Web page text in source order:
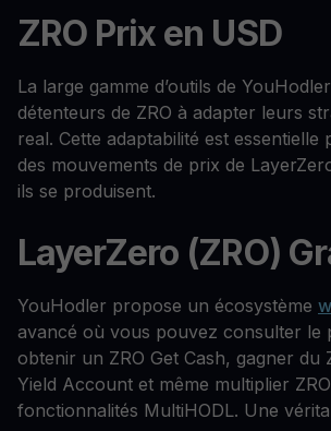
ZRO Prix en USD
La large gamme d’outils de
détenteurs de ZRO à adapter leurs
real. Cette adaptabilité est
des mouvements de prix de
ils se produisent.
LayerZero (ZRO)
YouHodler propose un écosystème
avancé où vous pouvez consulter le
obtenir un ZRO Get Cash, gagner du
Yield Account et même multiplier
fonctionnalités MultiHODL. Une